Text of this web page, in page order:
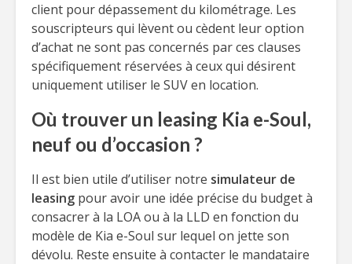
client pour dépassement du kilométrage. Les
souscripteurs qui lèvent ou cèdent leur option
d’achat ne sont pas concernés par ces clauses
spécifiquement réservées à ceux qui désirent
uniquement utiliser le SUV en location.
Où trouver un leasing Kia e-Soul,
neuf ou d’occasion ?
Il est bien utile d’utiliser notre simulateur de
leasing pour avoir une idée précise du budget à
consacrer à la LOA ou à la LLD en fonction du
modèle de Kia e-Soul sur lequel on jette son
dévolu. Reste ensuite à contacter le mandataire